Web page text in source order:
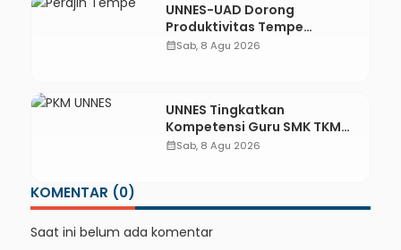
UNNES-UAD Dorong
Produktivitas Tempe
Bungkus Daun Desa Meles,
calendar_monthSab, 8 Agu 2026
UNNES Tingkatkan
Kompetensi Guru SMK TKM
Pertambangan Kebumen
calendar_monthSab, 8 Agu 2026
KOMENTAR (0)
Saat ini belum ada komentar